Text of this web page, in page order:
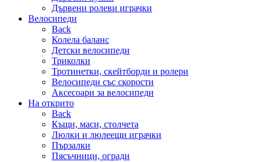
Дървени ролеви играчки
Велосипеди
Back
Колела баланс
Детски велосипеди
Триколки
Тротинетки, скейтборди и ролери
Велосипеди със скорости
Аксесоари за велосипеди
На открито
Back
Къщи, маси, столчета
Люлки и люлеещи играчки
Пързалки
Пясъчници, огради